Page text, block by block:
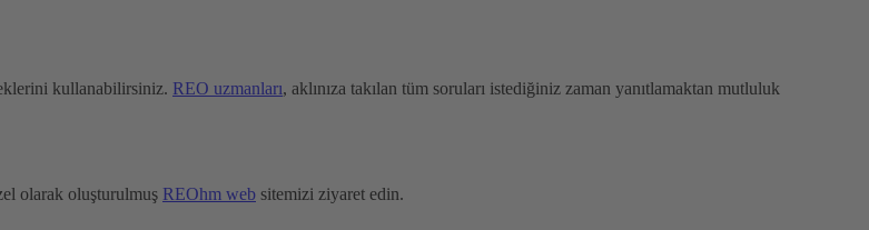
kullanabilirsiniz. REO uzmanları, aklınıza takılan tüm soruları istediğiniz zaman yanıtlamaktan mutluluk
olarak oluşturulmuş REOhm web sitemizi ziyaret edin.